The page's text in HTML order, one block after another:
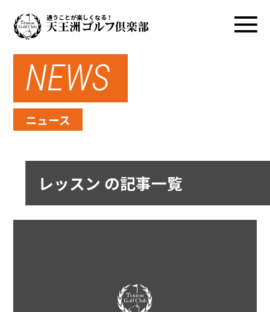
通うことが楽しくなる！
NEWS
ニュース
レッスン の記事一覧